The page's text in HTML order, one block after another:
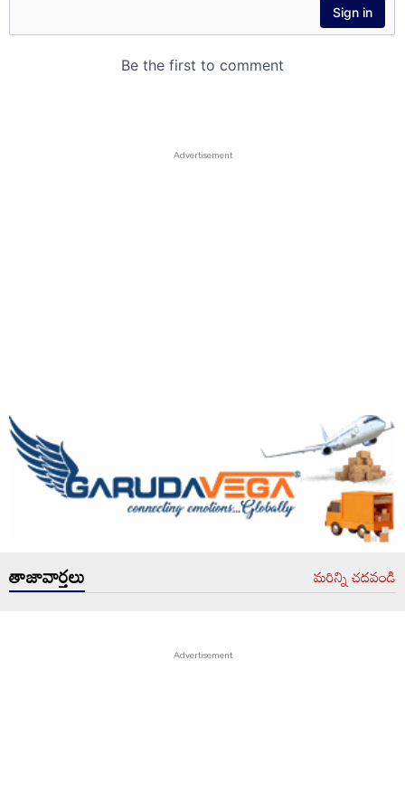
తాజావార్తలు మరిన్ని చదవండి